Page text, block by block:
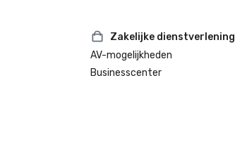
Zakelijke dienstverlening
AV-mogelijkheden
Businesscenter